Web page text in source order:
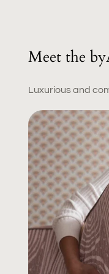
Meet the
Luxurious and